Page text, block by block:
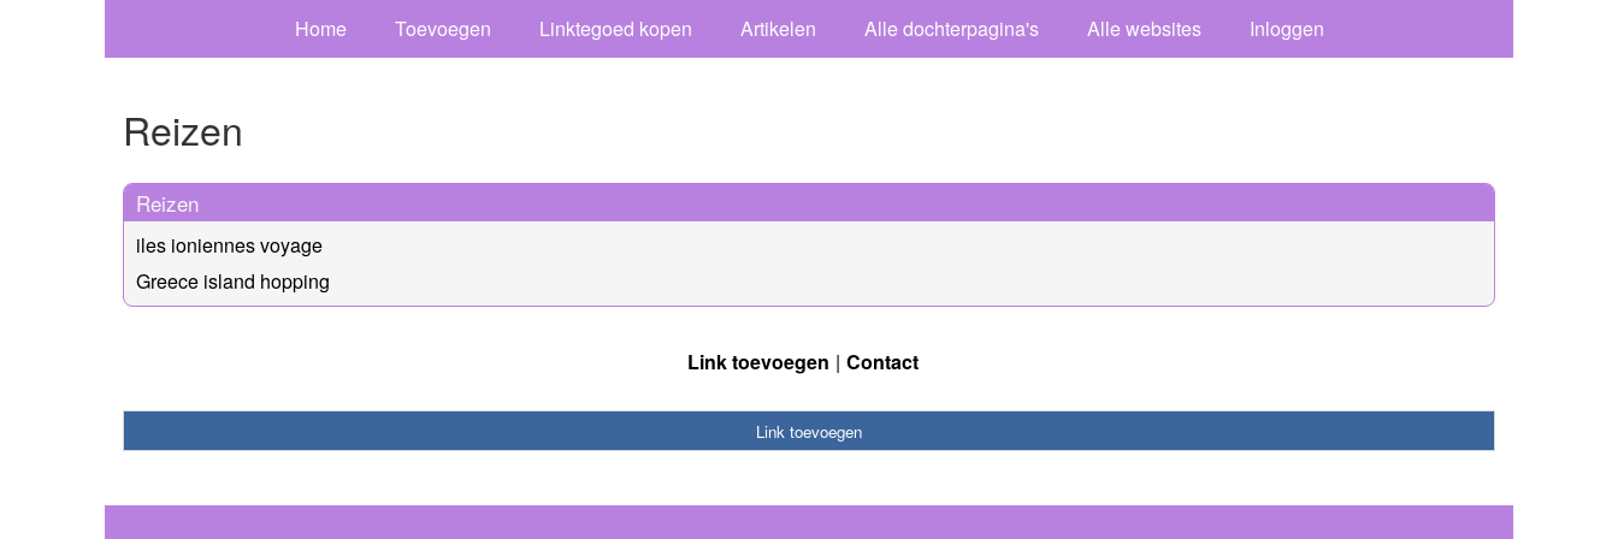
Home Toevoegen Linktegoed kopen Artikelen Alle dochterpagina's Alle websites Inloggen
Reizen
Reizen
iles ioniennes voyage
Greece island hopping
Link toevoegen Contact
Link toevoegen